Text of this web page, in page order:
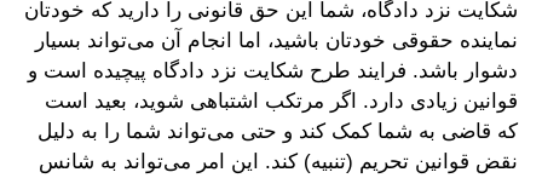
شکایت نزد دادگاه، شما این حق قانونی را دارید که خودتان
نماینده حقوقی خودتان باشید، اما انجام آن می‌تواند بسیار
دشوار باشد. فرایند طرح شکایت نزد دادگاه پیچیده است و
قوانین زیادی دارد. اگر مرتکب اشتباهی شوید، بعید است
که قاضی به شما کمک کند و حتی می‌تواند شما را به دلیل
نقض قوانین تحریم (تنبیه) کند. این امر می‌تواند به شانس